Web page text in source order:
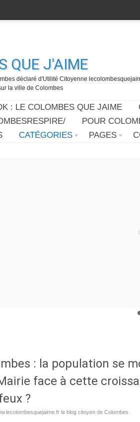
QUE J'AIME
déclaré d'Utilité Citoyenne
la ville de Colombes
: LE COLOMBES QUE JAIME
POUR
CATÉGORIES PAGES
: la population se
face à cette
?
le blog citoyen de Colombes